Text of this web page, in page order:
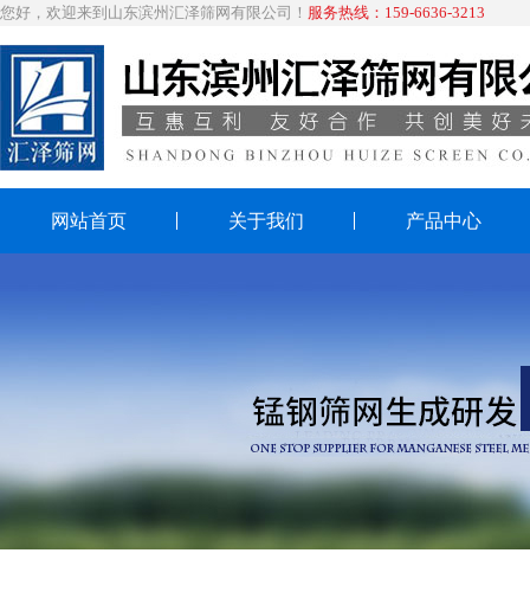
您好，欢迎来到山东滨州汇泽筛网有限公司！ 服务热线：159-6636-3213
网站首页 关于我们 产品中心